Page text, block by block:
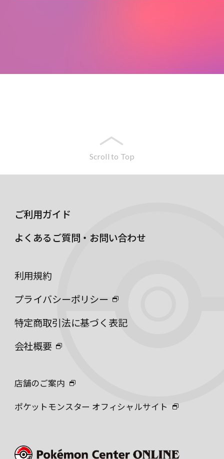
Scroll to Top
ご利用ガイド
よくあるご質問・お問い合わせ
利用規約
プライバシーポリシー
特定商取引法に基づく表記
会社概要
店舗のご案内
ポケットモンスター オフィシャルサイト